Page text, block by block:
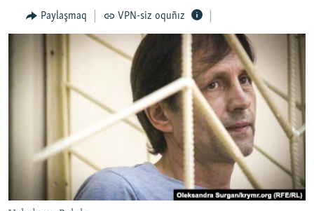
İNSAN AQLARI
SÜRET
Русский
Українською
Paylaşmaq VPN-siz oquñız